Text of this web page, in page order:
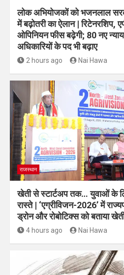
लोक अभियोजकों को भजनलाल
में बढ़ोतरी का ऐलान | रिटेनरशिप,
ओपिनियन फीस बढ़ेगी; 80 नए
अधिकारियों के पद भी बढ़ाए
2 hours ago Nai Hawa
राजस्थान
खेती से स्टार्टअप तक… युवाओं के
रास्ते | ‘एग्रीविजन-2026’ में
ड्रोन और रोबोटिक्स को बताया
4 hours ago Nai Hawa